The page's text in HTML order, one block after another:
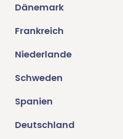
Dänemark
Frankreich
Niederlande
Schweden
Spanien
Deutschland